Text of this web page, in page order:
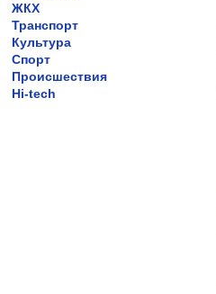
ЖКХ
Транспорт
Культура
Спорт
Происшествия
Hi-tech